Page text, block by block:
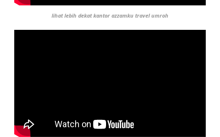
lihat lebih dekat kantor azzamku travel umroh